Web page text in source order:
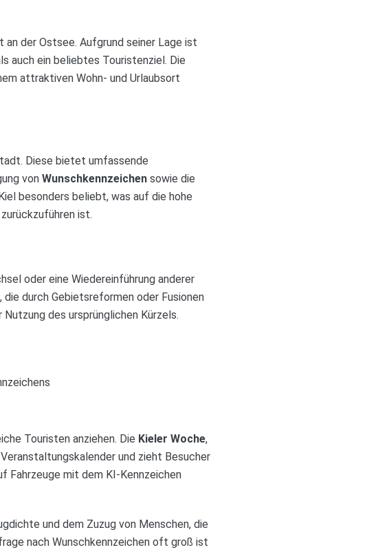
der Ostsee. Aufgrund seiner Lage ist
auch ein beliebtes Touristenziel. Die
attraktiven Wohn- und Urlaubsort
Diese bietet umfassende
von Wunschkennzeichen sowie die
besonders beliebt, was auf die hohe
ist.
oder eine Wiedereinführung anderer
durch Gebietsreformen oder Fusionen
des ursprünglichen Kürzels.
Touristen anziehen. Die Kieler Woche,
und zieht Besucher
Fahrzeuge mit dem KI-Kennzeichen
und dem Zuzug von Menschen, die
nach Wunschkennzeichen oft groß ist